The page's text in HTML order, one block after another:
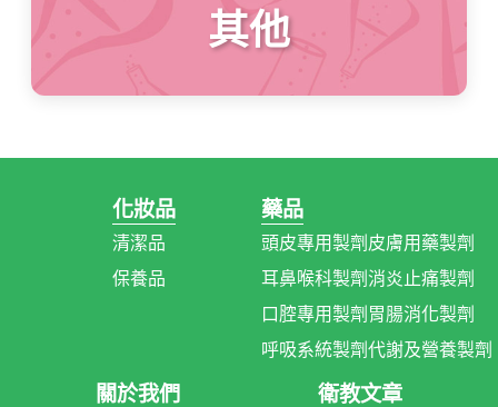
其他
化妝品
清潔品
保養品
藥品
頭皮專用製劑
耳鼻喉科製劑
口腔專用製劑
呼吸系統製劑
皮膚用藥製劑
消炎止痛製劑
胃腸消化製劑
代謝及營養製劑
關於我們 衛教文章